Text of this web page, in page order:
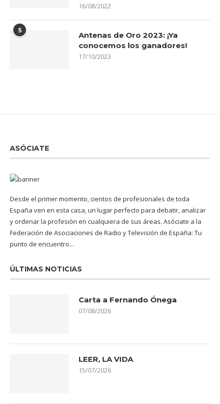
16/08/2022
5
Antenas de Oro 2023: ¡Ya
conocemos los ganadores!
17/10/2023
ASÓCIATE
Desde el primer momento, cientos de profesionales de toda
España ven en esta casa, un lugar perfecto para debatir, analizar
y ordenar la profesión en cualquiera de sus áreas. Asóciate a la
Federación de Asociaciones de Radio y Televisión de España: Tu
punto de encuentro...
ÚLTIMAS NOTICIAS
Carta a Fernando Ónega
07/08/2026
LEER, LA VIDA
15/07/2026